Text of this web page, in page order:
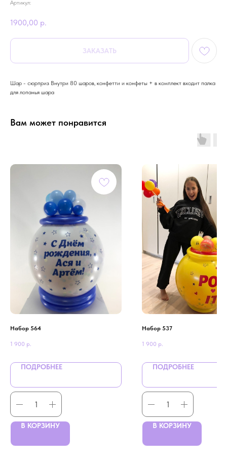
Артикул:
1900,00 р.
ЗАКАЗАТЬ
Шар - сюрприз Внутри 80 шаров, конфетти и конфеты + в комплект входит палка
для лопанья шара
Вам может понравится
Набор 564
1 900 р.
ПОДРОБНЕЕ
В КОРЗИНУ
Набор 537
1 900 р.
ПОДРОБНЕЕ
В КОРЗИНУ